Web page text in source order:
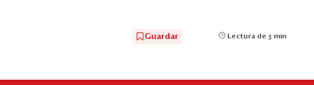
Guardar Lectura de 3 min